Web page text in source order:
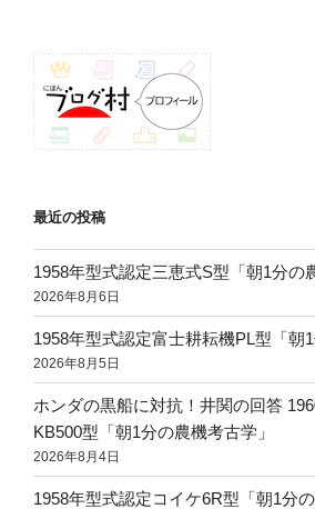
最近の投稿
1958年型式認定三恵式S型「朝1分の
2026年8月6日
1958年型式認定富士耕耘機PL型「朝1
2026年8月5日
ホンダの黒船に対抗！井関の回答
KB500型「朝1分の農機考古学」
2026年8月4日
1958年型式認定コイケ6R型「朝1分の